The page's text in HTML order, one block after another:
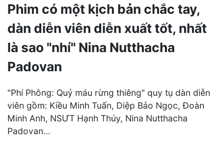
Phim có một kịch bản chắc tay,
dàn diễn viên diễn xuất tốt, nhất
là sao "nhí" Nina Nutthacha
Padovan
"Phí Phông: Quỷ máu rừng thiêng" quy tụ dàn diễn
viên gồm: Kiều Minh Tuấn, Diệp Bảo Ngọc, Đoàn
Minh Anh, NSƯT Hạnh Thúy, Nina Nutthacha
Padovan…